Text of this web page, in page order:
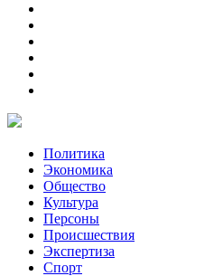
Политика
Экономика
Общество
Культура
Персоны
Происшествия
Экспертиза
Спорт